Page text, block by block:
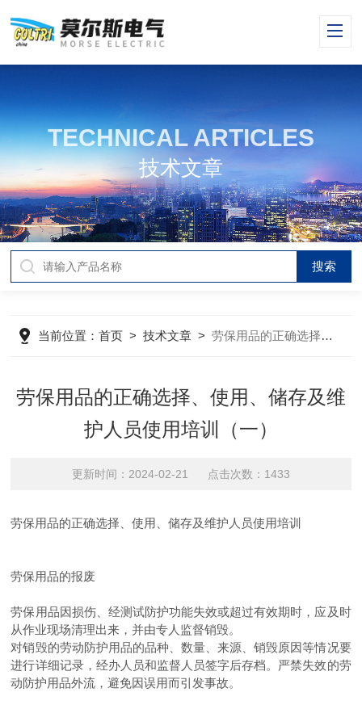
TECHNICAL ARTICLES
技术文章
当前位置：首页 >技术文章 >劳保用品的正确选择、使用、储存及维护人员使用培训（一）
劳保用品的正确选择、使用、储存及维
护人员使用培训（一）
更新时间：2024-02-21 点击次数：1433
劳保用品的正确选择、使用、储存及维护人员使用培训
劳保用品的报废
劳保用品因损伤、经测试防护功能失效或超过有效期时，应及时
从作业现场清理出来，并由专人监督销毁。
对销毁的劳动防护用品的品种、数量、来源、销毁原因等情况要
进行详细记录，经办人员和监督人员签字后存档。严禁失效的劳
动防护用品外流，避免因误用而引发事故。